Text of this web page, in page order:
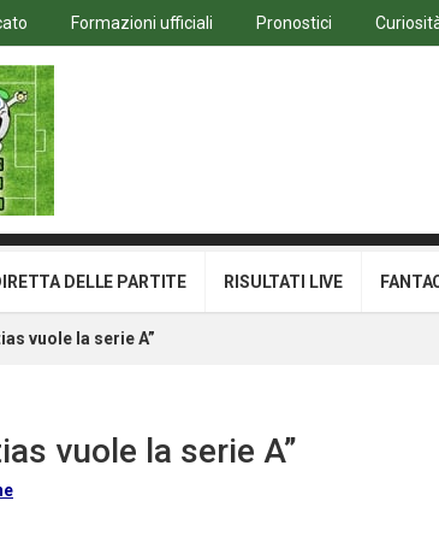
Formazioni ufficiali Pronostici
DELLE PARTITE RISULTATI LIVE
vuole la serie A”
vuole la serie A”